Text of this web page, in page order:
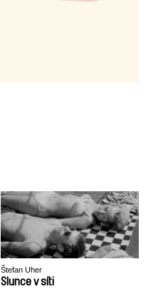
Štefan Uher
Slunce v síti